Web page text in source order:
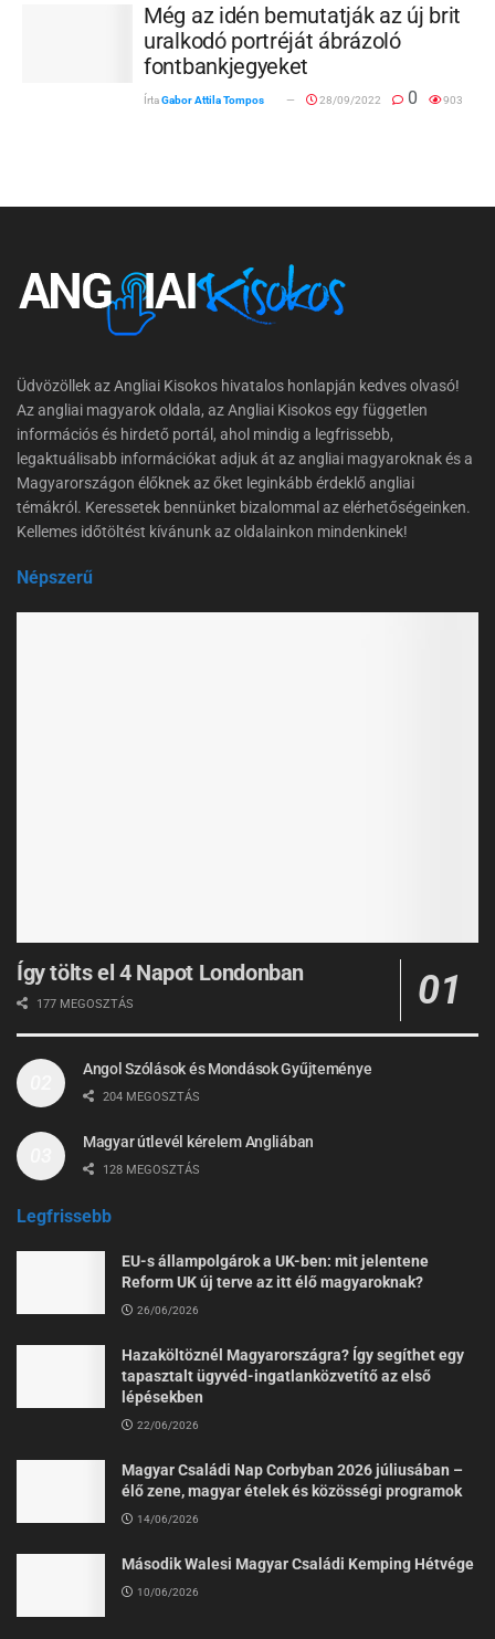
Még az idén bemutatják az új brit
uralkodó portréját ábrázoló
fontbankjegyeket
ÍrtaGabor Attila Tompos 28/09/2022 0 903
Üdvözöllek az Angliai Kisokos hivatalos honlapján kedves olvasó!
Az angliai magyarok oldala, az Angliai Kisokos egy független
információs és hirdető portál, ahol mindig a legfrissebb,
legaktuálisabb információkat adjuk át az angliai magyaroknak és a
Magyarországon élőknek az őket leginkább érdeklő angliai
témákról. Keressetek bennünket bizalommal az elérhetőségeinken.
Kellemes időtöltést kívánunk az oldalainkon mindenkinek!
Népszerű
Így tölts el 4 Napot Londonban
177 MEGOSZTÁS
Angol Szólások és Mondások Gyűjteménye
204 MEGOSZTÁS
Magyar útlevél kérelem Angliában
128 MEGOSZTÁS
Legfrissebb
EU-s állampolgárok a UK-ben: mit jelentene
Reform UK új terve az itt élő magyaroknak?
26/06/2026
Hazaköltöznél Magyarországra? Így segíthet egy
tapasztalt ügyvéd-ingatlanközvetítő az első
lépésekben
22/06/2026
Magyar Családi Nap Corbyban 2026 júliusában –
élő zene, magyar ételek és közösségi programok
14/06/2026
Második Walesi Magyar Családi Kemping Hétvége
10/06/2026